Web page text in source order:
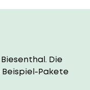
Die
Pakete